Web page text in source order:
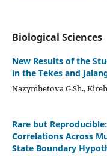
Biological Sciences
New Results of the
in the Tekes and
Nazymbetova G.Sh.,
Rare but
Correlations Across
State Boundary